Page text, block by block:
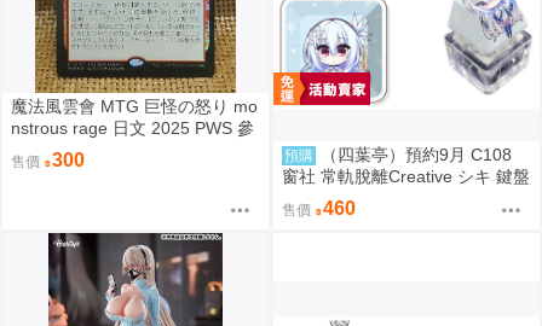
魔法風雲會 MTG 巨怪の怒り mo
nstrous rage 日文 2025 PWS 參
加賞 Promo
售價 300 預購
（四葉亭）預約9月 C108
窗社 常軌脫離Creative シキ 鍵盤
按鍵造型鑰匙圈 0814
售價 460